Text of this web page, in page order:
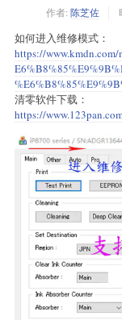
作者: 陈芝佐
如何进入维修模式：
https://
清零软件下载：
https://